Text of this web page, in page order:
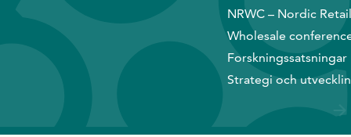
NRWC – Nordic
Wholesale
Forskningssatsningar
Strategi och